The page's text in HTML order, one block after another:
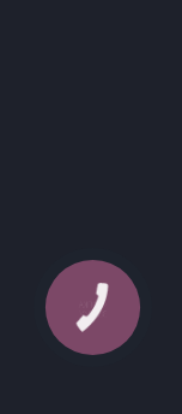
КНОПКА
ЗВ'ЯЗКУ